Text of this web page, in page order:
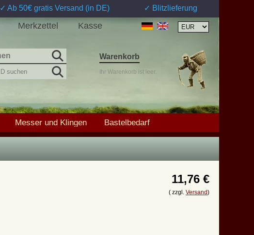
✓ Ab 50€ gratis Versand (in DE) ✓ Blitzlieferung
Merkzettel Kasse
Messer und Klingen Bastelbedarf
Warenkorb
Ihr Warenkorb ist leer.
11,76 €
( zzgl. Versand)